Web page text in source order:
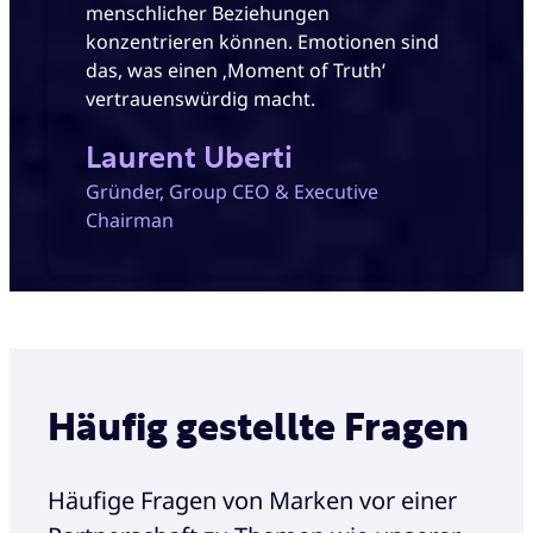
menschlicher Beziehungen
konzentrieren können. Emotionen sind
das, was einen ‚Moment of Truth‘
vertrauenswürdig macht.
Laurent Uberti
Gründer, Group CEO & Executive
Chairman
Häufig gestellte Fragen
Häufige Fragen von Marken vor einer